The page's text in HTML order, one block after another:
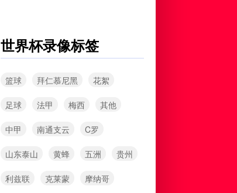
大连英博 VS 辽宁铁人
世界杯录像标签
篮球 拜仁慕尼黑 花絮
足球 法甲 梅西 其他
中甲 南通支云 C罗
山东泰山 黄蜂 五洲 贵州
利兹联 克莱蒙 摩纳哥